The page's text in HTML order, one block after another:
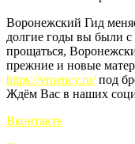
Воронежский Гид
долгие годы вы были
прощаться,
прежние и новые
https://vrnency.ru/под
Ждём Вас в наших
Вконтакте